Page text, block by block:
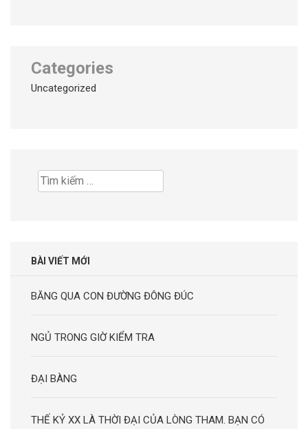
Categories
Uncategorized
Tìm
kiếm
BÀI VIẾT MỚI
BĂNG QUA CON ĐƯỜNG ĐÔNG ĐÚC
NGỦ TRONG GIỜ KIỂM TRA
ĐẠI BÀNG
THẾ KỶ XX LÀ THỜI ĐẠI CỦA LÒNG THAM. BẠN CÓ